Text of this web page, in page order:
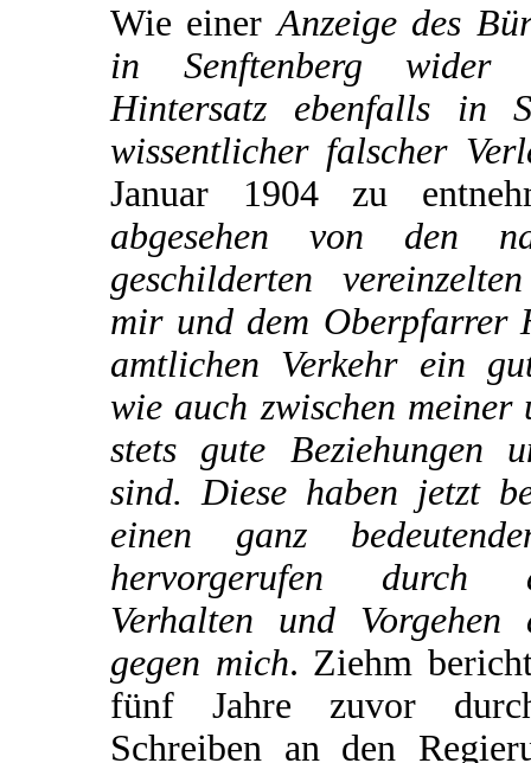
Wie einer Anzeige des
in Senftenberg wider
Hintersatz ebenfalls in
wissentlicher falscher
Januar 1904 zu
abgesehen von den
geschilderten
mir und dem Oberpfarrer
amtlichen Verkehr ein
wie auch zwischen
stets gute Beziehungen
sind. Diese haben jetzt
einen ganz
hervorgerufen durch
Verhalten und Vorgehen
gegen mich. Ziehm
fünf Jahre zuvor
Schreiben an den